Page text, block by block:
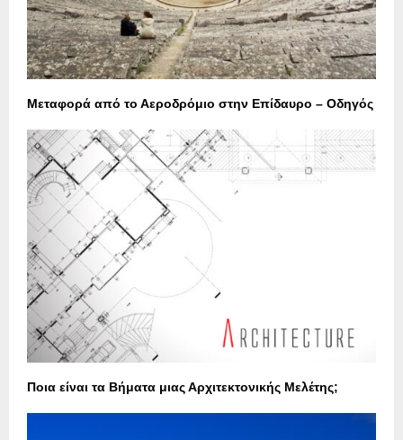
Μεταφορά από το Αεροδρόμιο στην Επίδαυρο – Οδηγός
Ποια είναι τα Βήματα μιας Αρχιτεκτονικής Μελέτης;